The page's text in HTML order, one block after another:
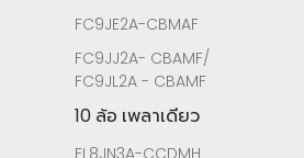
FC9JE2A-CBMAF
FC9JJ2A- CBAMF/
FC9JL2A - CBAMF
10 ล้อ เพลาเดียว
FL8JN3A-CCDMH